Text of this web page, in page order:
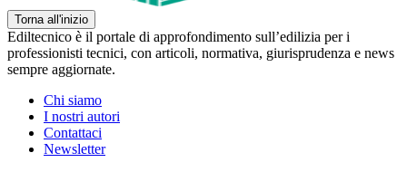
Torna all'inizio
Ediltecnico è il portale di approfondimento sull’edilizia per i
professionisti tecnici, con articoli, normativa, giurisprudenza e news
sempre aggiornate.
Chi siamo
I nostri autori
Contattaci
Newsletter